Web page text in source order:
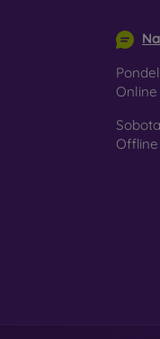
Na
vybrať
Online
Offline